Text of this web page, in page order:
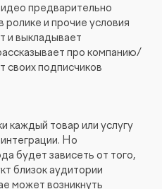
предварительно
и прочие условия
и выкладывает
про компанию/
своих подписчиков
каждый товар или услугу
Но
будет зависеть от того,
близок аудитории
может возникнуть